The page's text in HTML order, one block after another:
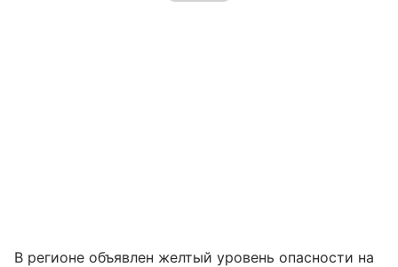
В регионе объявлен желтый уровень опасности на